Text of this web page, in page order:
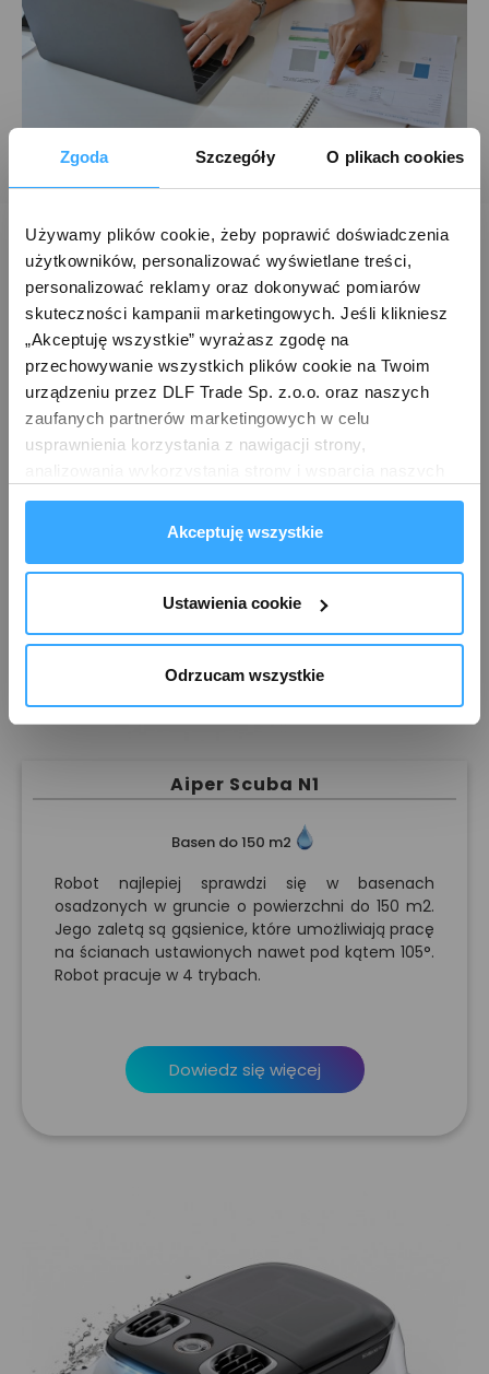
Zgoda Szczegóły O plikach cookies
Używamy plików cookie, żeby poprawić doświadczenia
użytkowników, personalizować wyświetlane treści,
personalizować reklamy oraz dokonywać pomiarów
skuteczności kampanii marketingowych. Jeśli klikniesz
„Akceptuję wszystkie” wyrażasz zgodę na
przechowywanie wszystkich plików cookie na Twoim
urządzeniu przez DLF Trade Sp. z.o.o. oraz naszych
zaufanych partnerów marketingowych w celu
usprawnienia korzystania z nawigacji strony,
działań marketingowych. Możesz też zarządzać nimi
samodzielnie poprzez wybranie opcji „Ustawienia
prywatności. W związku z korzystaniem z cookies w
celu personalizacji reklam i dokonywania pomiarów
skuteczności kampanii marketingowych, dane mogą być
Akceptuję wszystkie
Ustawienia cookie
Odrzucam wszystkie
Modele dedykowane do oferty
B2B
Aiper Scuba N1
Basen do 150 m2
Robot najlepiej sprawdzi się w basenach
osadzonych w gruncie o powierzchni do 150 m2.
Jego zaletą są gąsienice, które umożliwiają pracę
na ścianach ustawionych nawet pod kątem 105°.
Robot pracuje w 4 trybach.
Dowiedz się więcej